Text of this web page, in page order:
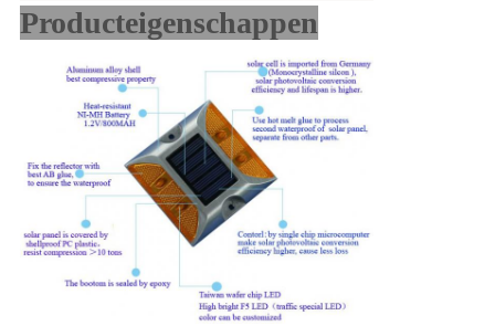
Producteigenschappen